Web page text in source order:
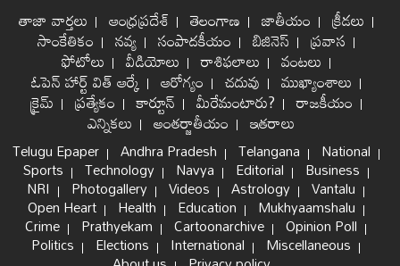
తాజా వార్తలు ఆంధ్రప్రదేశ్ తెలంగాణ జాతీయం క్రీడలు
సాంకేతికం నవ్య సంపాదకీయం బిజినెస్ ప్రవాస
ఫోటోలు వీడియోలు రాశిఫలాలు వంటలు
ఓపెన్ హార్ట్ విత్ ఆర్కే ఆరోగ్యం చదువు ముఖ్యాంశాలు
క్రైమ్ ప్రత్యేకం కార్టూన్ మీరేమంటారు? రాజకీయం
ఎన్నికలు అంతర్జాతీయం ఇతరాలు
Telugu Epaper Andhra Pradesh Telangana National
Sports Technology Navya Editorial Business
NRI Photogallery Videos Astrology Vantalu
Open Heart Health Education Mukhyaamshalu
Crime Prathyekam Cartoonarchive Opinion Poll
Politics Elections International Miscellaneous